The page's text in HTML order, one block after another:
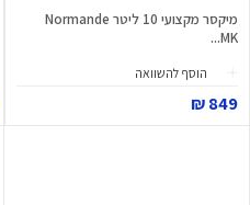
מיקסר מקצועי 10 ליטר Normande
MK...
הוסף להשוואה
849 ₪